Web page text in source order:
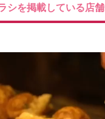
シを掲載している店